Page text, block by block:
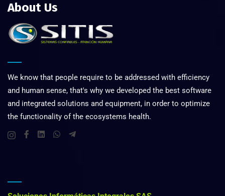
About Us
We know that people require to be addressed with efficiency
and human sense, that's why we developed the best software
and integrated solutions and equipment, in order to optimize
the functionality of the ecosystems health.